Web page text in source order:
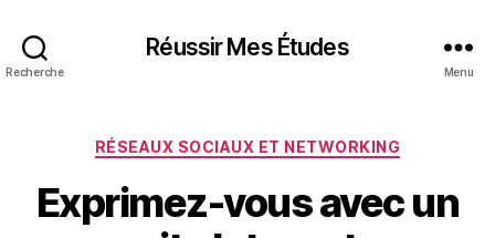
Recherche
Réussir Mes Études
Menu
Catégories
RÉSEAUX SOCIAUX ET NETWORKING
Exprimez-vous avec un